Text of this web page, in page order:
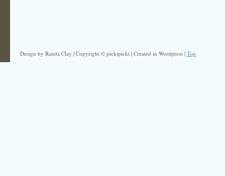
Design by Randa Clay | Copyright © pickipicki | Created in Wordpress | Top